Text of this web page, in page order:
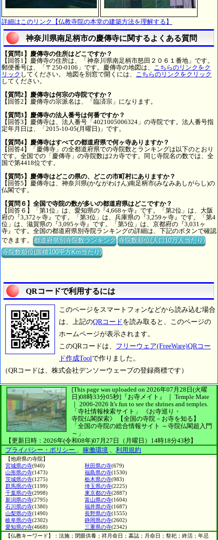
詳細はこのリンク【仏教寺院の本堂の建築方法を理解する】
神奈川県南足柄市の慶傳寺に関するよくある質問
【質問1】慶傳寺の住所はどこですか？
【回答1】慶傳寺の住所は、「神奈川県南足柄市怒田２０６１番地」です。
郵便番号は、「〒250-0106」です。慶傳寺の地図は、 こちらのリンクをク
リック してください。 地図を別窓で開くには、 こちらのリンクをクリック
してください。
【質問2】慶傳寺は何宗の寺院ですか？
【回答2】慶傳寺の宗派名は、「臨済宗」になります。
【質問3】慶傳寺の法人番号は何番ですか？
【回答3】慶傳寺は、法人番号「4021005006324」の寺院です。法人番号指
定年月日は、「2015-10-05(月曜日)」です。
【質問4】慶傳寺はすべての都道府県で何ヶ寺ありますか？
【回答4】「慶傳寺」の全都道府県での寺院数とランキングは以下のとおり
です。全国での「慶傳寺」の寺院数は2カ寺です。同じ寺院名の数では、全
国で第4418位です。
【質問5】慶傳寺はどこの県の、どこの市町村にありますか？
【回答5】慶傳寺は、神奈川県(かながわけん)南足柄市(みなみあしがらし)の
仏閣です。
【質問６】全国で寺院の数が多いの都道府県はどこですか？
【回答６】「第1位」は、愛知県の『4,668ヶ寺』です。「第2位」は、大阪
府の『3,372ヶ寺』です。「第3位」は、兵庫県の『3,259ヶ寺』です。「第4
位」は、滋賀県の『3,095ヶ寺』です。「第5位」は、京都府の『3,031ヶ
寺』です。全国の都道府県別寺院ランキングの詳細は、下記のボタンで確認
できます。都道府県別寺院数ランキング 寺院数順位(人口10万人当たり)
寺院数順位(面積100平方Km当たり)
QRコードで利用するには
このページをスマートフォンなどから読み込む場合
は、上記のQRコード を読み取ると、このページの
ホームページが表示されます。
このQRコードは、 フリーウェア(FreeWare)QRコー
ド作成Toolで作りました。
（QRコードは、株式会社デンソーウェーブの登録商標です）
[This page was uploaded on 2026年07月28日(火曜
日)08時33分05秒] 『お寺メイト』 ｜ Temple Mate
｜ 2006-2026 It's fun to see the shrines and temples.
「寺社情報検索サイト」
《お寺巡り・
寺院仏閣探索》
【全国の寺院－お寺を知る】
「全国の寺院の総合情報サイト ～寺院仏閣超入門
～」
【更新日時：2026年(令和08年)07月27日（月曜日）14時18分43秒】
プライバシー・ポリシー 、 稼働環境 、 利用規約
【他府県の寺院】
宮城県の寺(940) 秋田県の寺(679)
山形県の寺(1473) 福島県の寺(1530)
茨城県の寺(1275) 栃木県の寺(983)
群馬県の寺(1199) 埼玉県の寺(2225)
千葉県の寺(2998) 東京都の寺(2887)
新潟県の寺(2795) 富山県の寺(1604)
石川県の寺(1380) 福井県の寺(1687)
山梨県の寺(1490) 長野県の寺(1555)
岐阜県の寺(2302) 静岡県の寺(2602)
愛知県の寺(4668) 三重県の寺(2342)
【仏教キーワード】：法施；閉眼供養；祥月命日；墓誌；月命日；祭祀；終活；年忌